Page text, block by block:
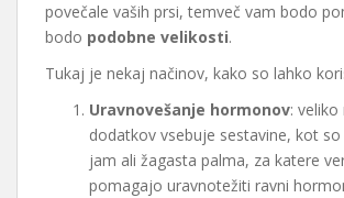
povečale vaših prsi, temveč vam bodo
bodo podobne velikosti.
Tukaj je nekaj načinov, kako so lahko
Uravnovešanje hormonov: veliko
dodatkov vsebuje sestavine, kot
jam ali žagasta palma, za katere
pomagajo uravnotežiti ravni